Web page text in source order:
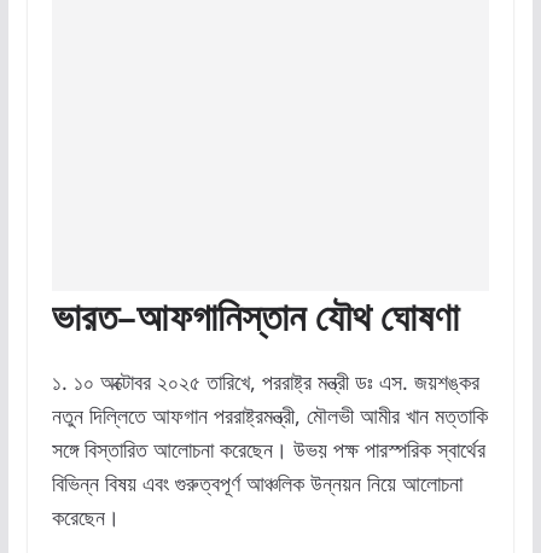
ভারত–আফগানিস্তান যৌথ ঘোষণা
১. ১০ অক্টোবর ২০২৫ তারিখে, পররাষ্ট্র মন্ত্রী ডঃ এস. জয়শঙ্কর
নতুন দিল্লিতে আফগান পররাষ্ট্রমন্ত্রী, মৌলভী আমীর খান মত্তাকি
সঙ্গে বিস্তারিত আলোচনা করেছেন। উভয় পক্ষ পারস্পরিক স্বার্থের
বিভিন্ন বিষয় এবং গুরুত্বপূর্ণ আঞ্চলিক উন্নয়ন নিয়ে আলোচনা
করেছেন।